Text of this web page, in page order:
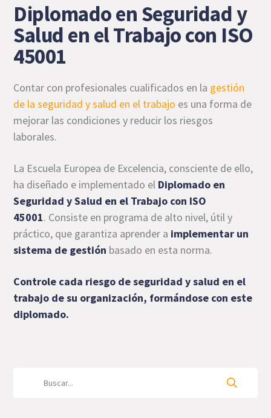
Diplomado en Seguridad y
Salud en el Trabajo con ISO
45001
Contar con profesionales cualificados en la gestión
de la seguridad y salud en el trabajo es una forma de
mejorar las condiciones y reducir los riesgos
laborales.
La Escuela Europea de Excelencia, consciente de ello,
ha diseñado e implementado el Diplomado en
Seguridad y Salud en el Trabajo con ISO
45001. Consiste en programa de alto nivel, útil y
práctico, que garantiza aprender a implementar un
sistema de gestión basado en esta norma.
Controle cada riesgo de seguridad y salud en el
trabajo de su organización, formándose con este
diplomado.